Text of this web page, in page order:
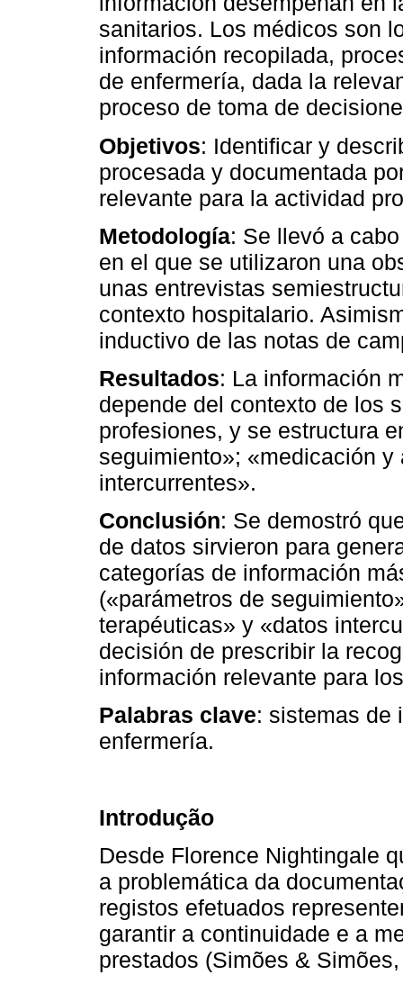
sanitarios. Los médicos son
información recopilada,
de enfermería, dada la
proceso de toma de
Objetivos: Identificar y
procesada y documentada
relevante para la actividad
Metodología: Se llevó a
en el que se utilizaron una
unas entrevistas
contexto hospitalario.
inductivo de las notas de
Resultados: La información
depende del contexto de los
profesiones, y se estructura
seguimiento»; «medicación
intercurrentes».
Conclusión: Se demostró
de datos sirvieron para
categorías de información
(«parámetros de
terapéuticas» y «datos
decisión de prescribir la
información relevante para
Palabras clave: sistemas de
enfermería.
Introdução
Desde Florence Nightingale
a problemática da
registos efetuados
garantir a continuidade e a
prestados (Simões &